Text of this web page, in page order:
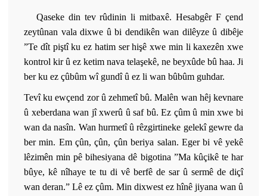
Qaseke din tev rûdinin li mitbaxê. Hesabgêr F çend
zeytûnan vala dixwe û bi dendikên wan dilêyze û dibêje
”Te dît piştî ku ez hatim ser hişê xwe min li kaxezên xwe
kontrol kir û ez ketim nava telaşekê, ne beyxûde bû haa. Ji
ber ku ez çûbûm wî gundî û ez li wan bûbûm guhdar.
Tevî ku ewçend zor û zehmetî bû. Malên wan hêj kevnare
û xeberdana wan jî xwerû û saf bû. Ez çûm û min xwe bi
wan da nasîn. Wan hurmetî û rêzgirtineke gelekî gewre da
ber min. Em çûn, çûn, çûn beriya salan. Eger bi vê yekê
lêzimên min pê bihesiyana dê bigotina ”Ma kûçikê te har
bûye, kê nîhaye te tu di vê berfê de sar û sermê de diçî
wan deran.” Lê ez çûm. Min dixwest ez hînê jiyana wan û